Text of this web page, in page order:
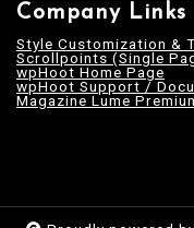
Company Links
Style Customization &
Scrollpoints (Single
wpHoot Home Page
wpHoot Support /
Magazine Lume